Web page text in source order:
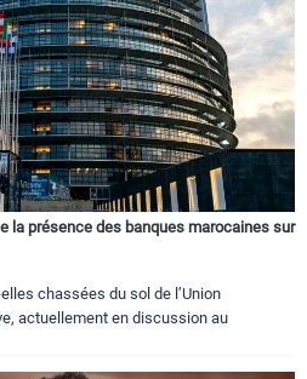
la présence des banques marocaines sur
chassées du sol de l’Union
actuellement en discussion au